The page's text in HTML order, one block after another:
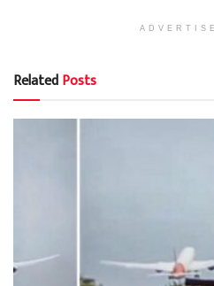
RelatedPosts